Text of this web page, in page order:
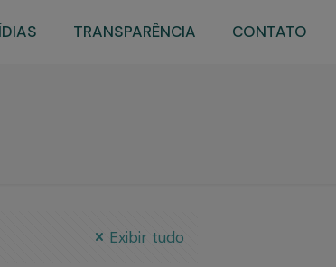
TRANSPARÊNCIA CONTATO
Exibir tudo